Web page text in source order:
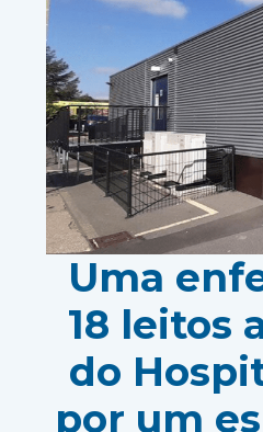
Uma
18 leitos
do
por um